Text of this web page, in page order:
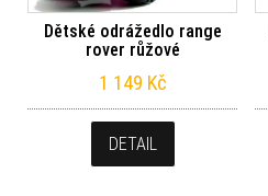
Dětské odrážedlo range
rover růžové
1 149 Kč
DETAIL